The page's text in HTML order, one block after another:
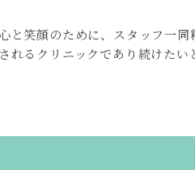
と笑顔のために、スタッフ一
れるクリニックであり続けたい